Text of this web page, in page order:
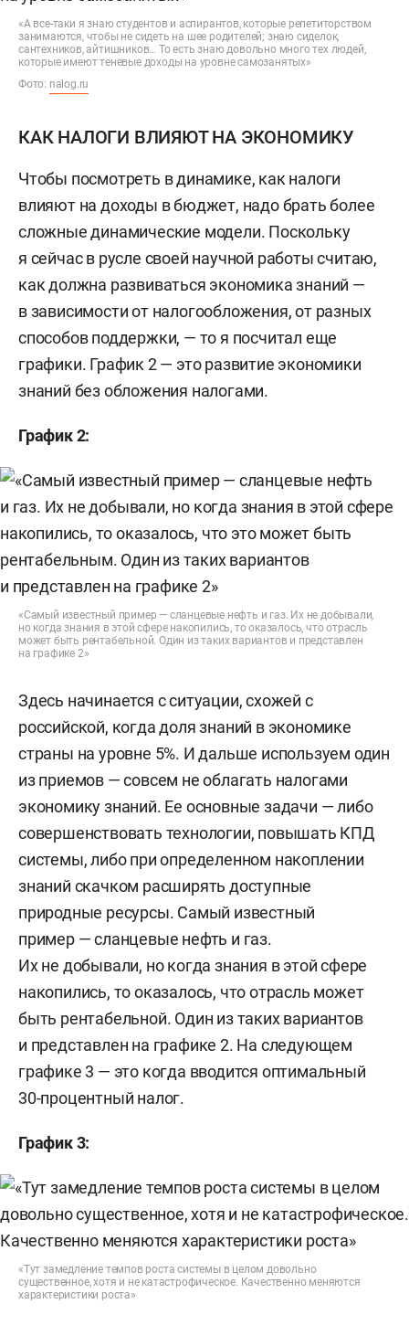
«А все-таки я знаю студентов и аспирантов, которые репетиторством
занимаются, чтобы не сидеть на шее родителей; знаю сиделок,
сантехников, айтишников… То есть знаю довольно много тех людей,
которые имеют теневые доходы на уровне самозанятых»
Фото: nalog.ru
КАК НАЛОГИ ВЛИЯЮТ НА ЭКОНОМИКУ
Чтобы посмотреть в динамике, как налоги
влияют на доходы в бюджет, надо брать более
сложные динамические модели. Поскольку
я сейчас в русле своей научной работы считаю,
как должна развиваться экономика знаний —
в зависимости от налогообложения, от разных
способов поддержки, — то я посчитал еще
графики. График 2 — это развитие экономики
знаний без обложения налогами.
График 2:
«Самый известный пример — сланцевые нефть и газ. Их не добывали,
но когда знания в этой сфере накопились, то оказалось, что отрасль
может быть рентабельной. Один из таких вариантов и представлен
на графике 2»
Здесь начинается с ситуации, схожей с
российской, когда доля знаний в экономике
страны на уровне 5%. И дальше используем один
из приемов — совсем не облагать налогами
экономику знаний. Ее основные задачи — либо
совершенствовать технологии, повышать КПД
системы, либо при определенном накоплении
знаний скачком расширять доступные
природные ресурсы. Самый известный
пример — сланцевые нефть и газ.
Их не добывали, но когда знания в этой сфере
накопились, то оказалось, что отрасль может
быть рентабельной. Один из таких вариантов
и представлен на графике 2. На следующем
графике 3 — это когда вводится оптимальный
30-процентный налог.
График 3:
«Тут замедление темпов роста системы в целом довольно
существенное, хотя и не катастрофическое. Качественно меняются
характеристики роста»